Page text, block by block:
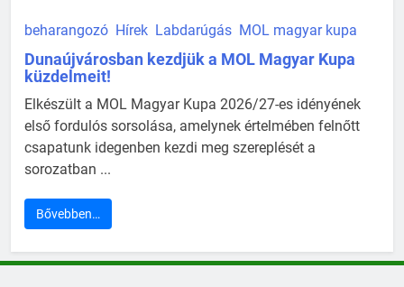
beharangozó Hírek Labdarúgás MOL magyar kupa
Dunaújvárosban kezdjük a MOL Magyar Kupa
küzdelmeit!
Elkészült a MOL Magyar Kupa 2026/27-es idényének
első fordulós sorsolása, amelynek értelmében felnőtt
csapatunk idegenben kezdi meg szereplését a
sorozatban ...
Bővebben…